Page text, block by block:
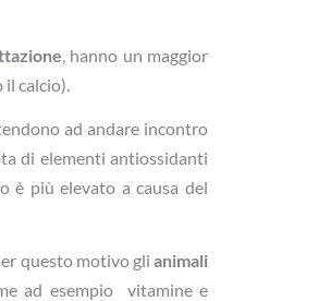
, hanno un maggior
il calcio).
ad andare incontro
di elementi antiossidanti
è più elevato a causa del
questo motivo gli animali
ad esempio vitamine e